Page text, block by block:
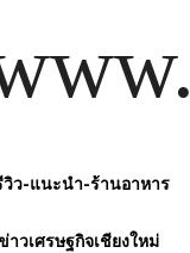
วิว-แนะนำ-ร้านอาหาร
วเศรษฐกิจเชียงใหม่